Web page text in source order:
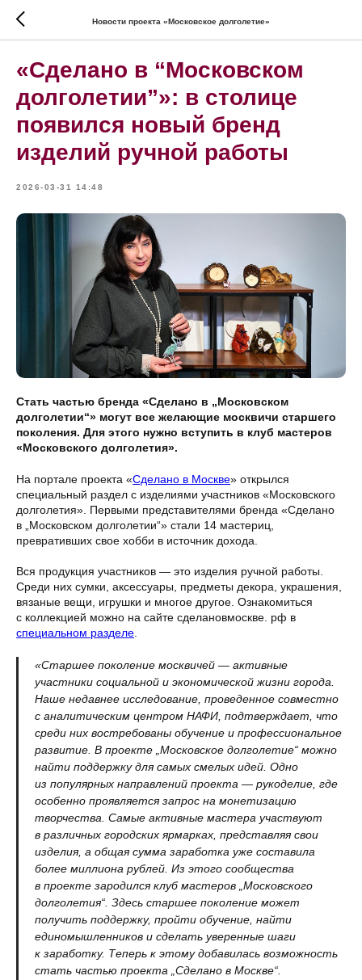
Новости проекта «Московское долголетие»
«Сделано в “Московском
долголетии”»: в столице
появился новый бренд
изделий ручной работы
2026-03-31 14:48
Стать частью бренда «Сделано в „Московском
долголетии“» могут все желающие москвичи старшего
поколения. Для этого нужно вступить в клуб мастеров
«Московского долголетия».
На портале проекта «Сделано в Москве» открылся
специальный раздел с изделиями участников «Московского
долголетия». Первыми представителями бренда «Сделано
в „Московском долголетии“» стали 14 мастериц,
превративших свое хобби в источник дохода.
Вся продукция участников — это изделия ручной работы.
Среди них сумки, аксессуары, предметы декора, украшения,
вязаные вещи, игрушки и многое другое. Ознакомиться
с коллекцией можно на сайте сделановмоскве. рф в
специальном разделе
«Старшее поколение москвичей — активные
участники социальной и экономической жизни города.
Наше недавнее исследование, проведенное совместно
с аналитическим центром НАФИ, подтверждает, что
среди них востребованы обучение и профессиональное
развитие. В проекте „Московское долголетие“ можно
найти поддержку для самых смелых идей. Одно
из популярных направлений проекта — рукоделие, где
особенно проявляется запрос на монетизацию
творчества. Самые активные мастера участвуют
в различных городских ярмарках, представляя свои
изделия, а общая сумма заработка уже составила
более миллиона рублей. Из этого сообщества
в проекте зародился клуб мастеров „Московского
долголетия“. Здесь старшее поколение может
получить поддержку, пройти обучение, найти
единомышленников и сделать уверенные шаги
к заработку. Теперь к этому добавилась возможность
стать частью проекта „Сделано в Москве“.